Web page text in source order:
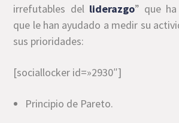
irrefutables del liderazgo” que
que le han ayudado a medir su
sus prioridades:
[sociallocker id=»2930″]
Principio de Pareto.